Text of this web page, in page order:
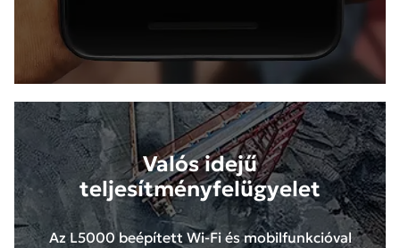
Valós idejű
teljesítményfelügyelet
Az L5000 beépített Wi-Fi és mobilfunkcióval